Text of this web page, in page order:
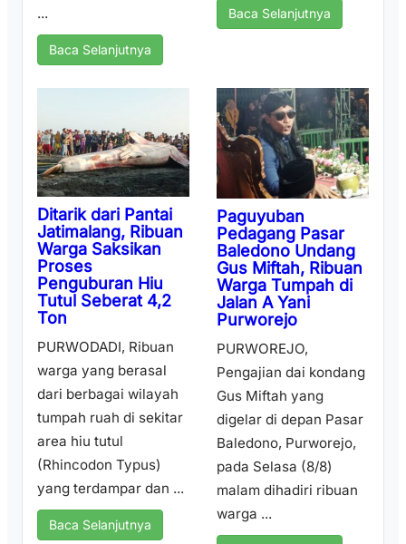
...
Baca Selanjutnya
Baca Selanjutnya
Ditarik dari Pantai
Jatimalang, Ribuan
Warga Saksikan
Proses
Penguburan Hiu
Tutul Seberat 4,2
Ton
PURWODADI, Ribuan
warga yang berasal
dari berbagai wilayah
tumpah ruah di sekitar
area hiu tutul
(Rhincodon Typus)
yang terdampar dan ...
Baca Selanjutnya
Paguyuban
Pedagang Pasar
Baledono Undang
Gus Miftah, Ribuan
Warga Tumpah di
Jalan A Yani
Purworejo
PURWOREJO,
Pengajian dai kondang
Gus Miftah yang
digelar di depan Pasar
Baledono, Purworejo,
pada Selasa (8/8)
malam dihadiri ribuan
warga ...